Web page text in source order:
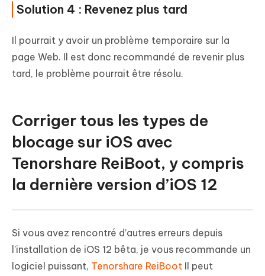
Solution 4 : Revenez plus tard
Il pourrait y avoir un problème temporaire sur la
page Web. Il est donc recommandé de revenir plus
tard, le problème pourrait être résolu.
Corriger tous les types de
blocage sur iOS avec
Tenorshare ReiBoot, y compris
la dernière version d’iOS 12
Si vous avez rencontré d’autres erreurs depuis
l’installation de iOS 12 bêta, je vous recommande un
logiciel puissant, Tenorshare ReiBoot Il peut